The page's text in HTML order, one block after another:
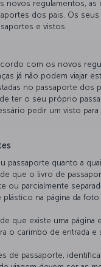
novos regulamentos, as
dos pais. Os
e vistos.
com os novos
já não podem viajar
no passaporte dos
ter o seu próprio
pedir um visto para
passaporte quanto a
que o livro de
ou parcialmente
plástico na página da
que existe uma página
o carimbo de entrada e
de passaporte,